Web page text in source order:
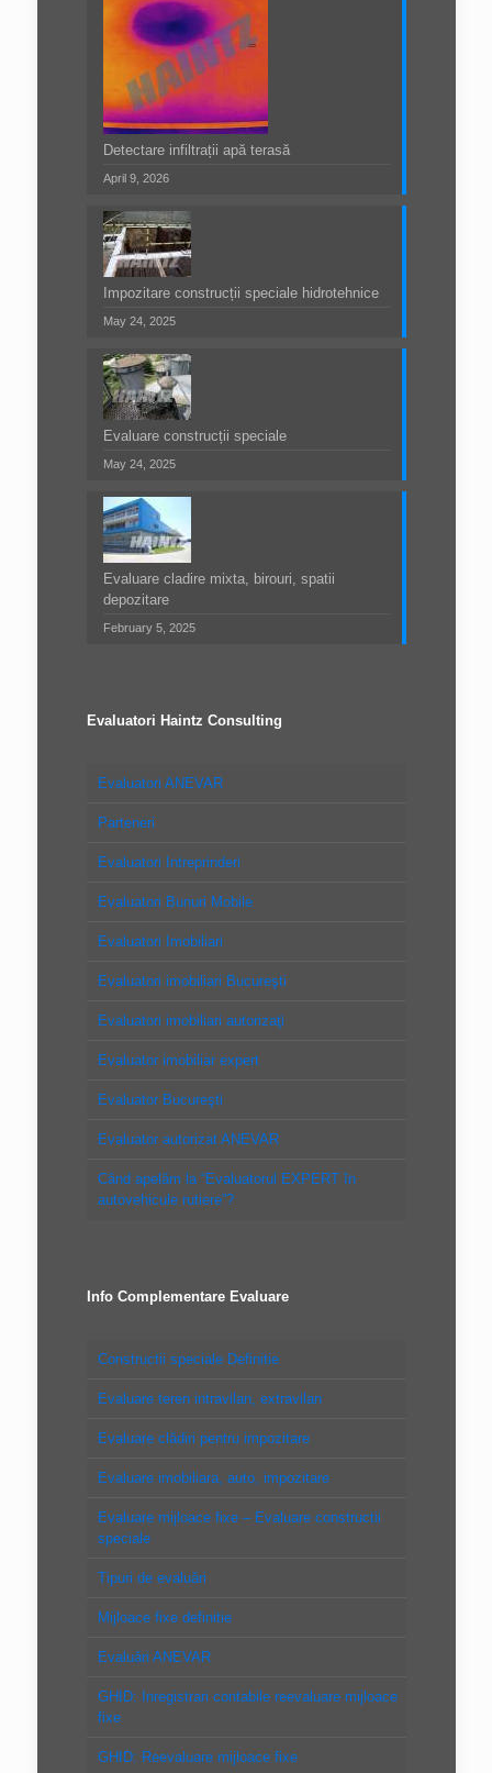
Detectare infiltrații apă terasă
April 9, 2026
Impozitare construcții speciale hidrotehnice
May 24, 2025
Evaluare construcții speciale
May 24, 2025
Evaluare cladire mixta, birouri, spatii
depozitare
February 5, 2025
Evaluatori Haintz Consulting
Evaluatori ANEVAR
Parteneri
Evaluatori Intreprinderi
Evaluatori Bunuri Mobile
Evaluatori Imobiliari
Evaluatori imobiliari Bucureşti
Evaluatori imobiliari autorizaţi
Evaluator imobiliar expert
Evaluator Bucureşti
Evaluator autorizat ANEVAR
Când apelăm la “Evaluatorul EXPERT în
autovehicule rutiere”?
Info Complementare Evaluare
Constructii speciale Definitie
Evaluare teren intravilan, extravilan
Evaluare clădiri pentru impozitare
Evaluare imobiliara, auto, impozitare
Evaluare mijloace fixe – Evaluare constructii
speciale
Tipuri de evaluări
Mijloace fixe definitie
Evaluări ANEVAR
GHID: Inregistrari contabile reevaluare mijloace
fixe
GHID: Reevaluare mijloace fixe